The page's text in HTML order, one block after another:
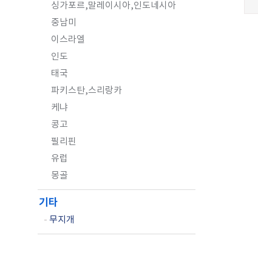
싱가포르,말레이시아,인도네시아
중남미
이스라엘
인도
태국
파키스탄,스리랑카
케냐
콩고
필리핀
유럽
몽골
기타
- 무지개